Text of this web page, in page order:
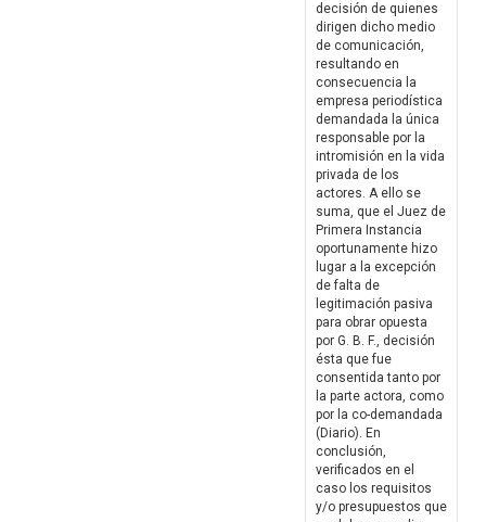
decisión de quienes
dirigen dicho medio
de comunicación,
resultando en
consecuencia la
empresa periodística
demandada la única
responsable por la
intromisión en la vida
privada de los
actores. A ello se
suma, que el Juez de
Primera Instancia
oportunamente hizo
lugar a la excepción
de falta de
legitimación pasiva
para obrar opuesta
por G. B. F., decisión
ésta que fue
consentida tanto por
la parte actora, como
por la co-demandada
(Diario). En
conclusión,
verificados en el
caso los requisitos
y/o presupuestos que